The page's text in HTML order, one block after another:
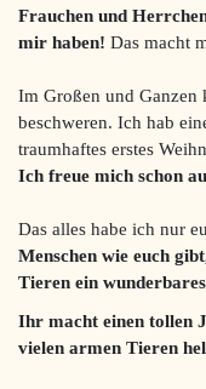
Frauchen und
mir haben! Das macht
Im Großen und
beschweren. Ich hab
traumhaftes erstes
Ich freue mich schon
Das alles habe ich nur
Menschen wie euch
Tieren ein
Ihr macht einen tollen
vielen armen Tieren